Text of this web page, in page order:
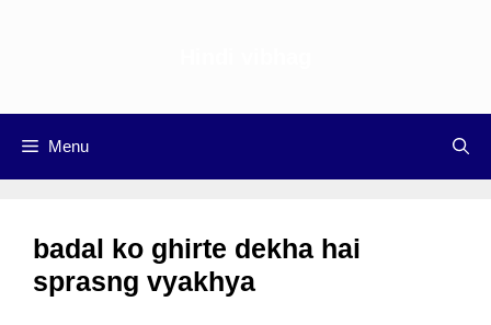
Menu
badal ko ghirte dekha hai
sprasng vyakhya